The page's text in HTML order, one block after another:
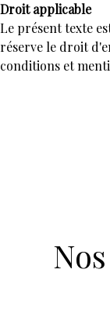
Droit applicable
Le présent texte
réserve le droit
conditions et